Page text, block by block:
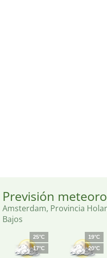
Previsión
Amsterdam, Provincia
Bajos
25°C
17°C
19°C
20°C